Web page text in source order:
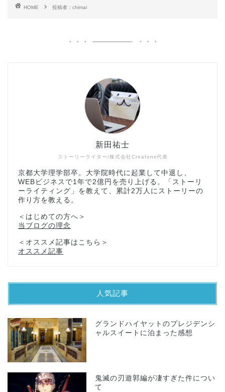
HOME 投稿者：chimai
ストーリーライター/株式会社Creafons代表
新田祐士
京都大学理学部卒。大学院時代に起業して中退し、
WEBビジネスで1年で2億円を売り上げる。「ストーリ
ーライティング」を教えて、累計2万人にストーリーの
作り方を教える。
＜はじめての方へ＞
当ブログの理念
＜オススメ記事はこちら＞
オススメ記事
人気記事
グランドハイヤットのプレジデンシ
ャルスイートに泊まった感想
鬼滅の刃遊郭編が凄すぎた件につい
て